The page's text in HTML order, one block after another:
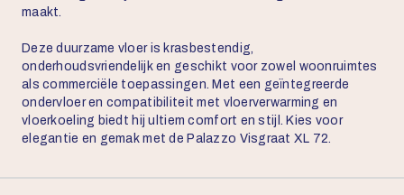
maakt.
Deze duurzame vloer is krasbestendig,
onderhoudsvriendelijk en geschikt voor zowel woonruimtes
als commerciële toepassingen. Met een geïntegreerde
ondervloer en compatibiliteit met vloerverwarming en
vloerkoeling biedt hij ultiem comfort en stijl. Kies voor
elegantie en gemak met de Palazzo Visgraat XL 72.